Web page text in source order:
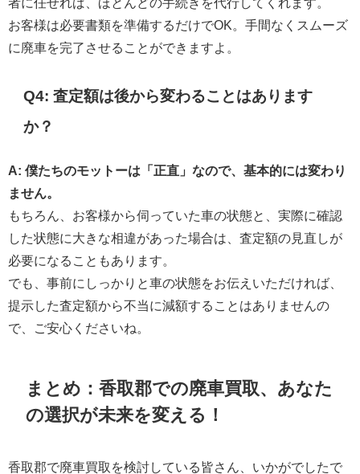
お客様は必要書類を準備するだけでOK。手間なくスムーズ
に廃車を完了させることができますよ。
Q4: 査定額は後から変わることはあります
か？
A: 僕たちのモットーは「正直」なので、基本的には変わり
ません。
もちろん、お客様から伺っていた車の状態と、実際に確認
した状態に大きな相違があった場合は、査定額の見直しが
必要になることもあります。
でも、事前にしっかりと車の状態をお伝えいただければ、
提示した査定額から不当に減額することはありませんの
で、ご安心くださいね。
まとめ：香取郡での廃車買取、あなた
の選択が未来を変える！
香取郡で廃車買取を検討している皆さん、いかがでしたで